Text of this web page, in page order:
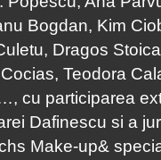
Bogdan, Kim
Dragos
Teodora
cu participarea
Dafinescu si a
Make-up&